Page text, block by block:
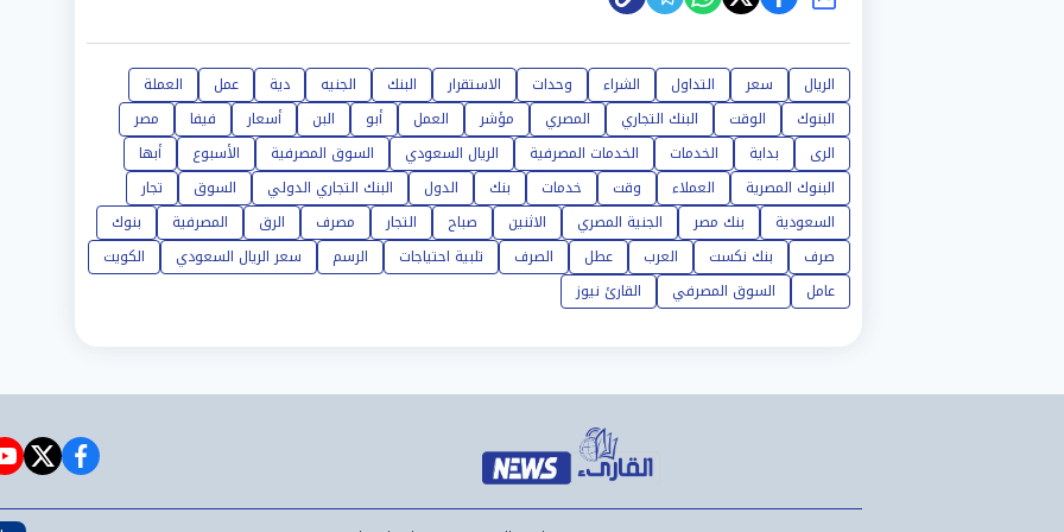
الريال سعر التداول الشراء وحدات الاستقرار البنك الجنيه دية عمل
العملة
البنوك
الوقت البنك التجاري المصري مؤشر العمل أبو البن أسعار فيفا
مصر
الرى
بداية الخدمات الخدمات المصرفية الريال السعودي السوق المصرفية الأسبوع
أبها
البنوك المصرية
العملاء وقت خدمات بنك الدول البنك التجاري الدولي السوق
تجار
السعودية
بنك مصر الجنية المصري الاثنين صباح التجار مصرف الرق المصرفية
بنوك
صرف
بنك نكست العرب عطل الصرف تلبية احتياجات الرسم سعر الريال السعودي
الكويت
عامل
السوق المصرفي القارئ نيوز
facebook